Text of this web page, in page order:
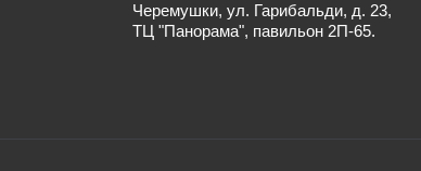
Черемушки, ул. Гарибальди, д. 23,
ТЦ "Панорама", павильон 2П-65.